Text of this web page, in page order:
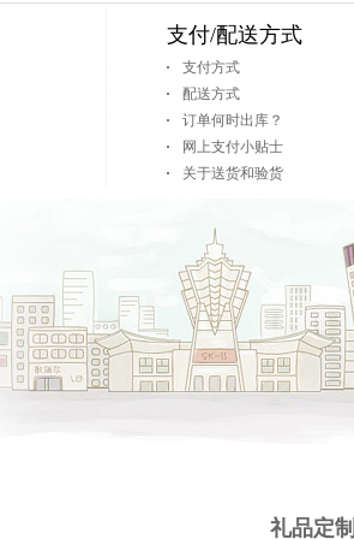
支付/配送方式
支付方式
配送方式
订单何时出库？
网上支付小贴士
关于送货和验货
礼品定